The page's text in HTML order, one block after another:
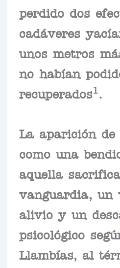
perdido dos
cadáveres
unos metros
no habían
recuperados
La aparición de
como una
aquella
vanguardia, un
alivio y un
psicológico
Llambías, al